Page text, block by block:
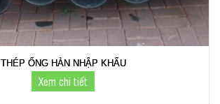
THÉP ỐNG HÀN NHẬP KHẨU
Xem chi tiết